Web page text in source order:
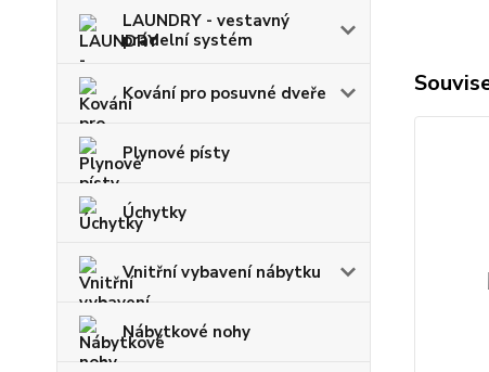
LAUNDRY - vestavný
prádelní systém
Kování pro posuvné dveře
Plynové písty
Úchytky
Vnitřní vybavení nábytku
Nábytkové nohy